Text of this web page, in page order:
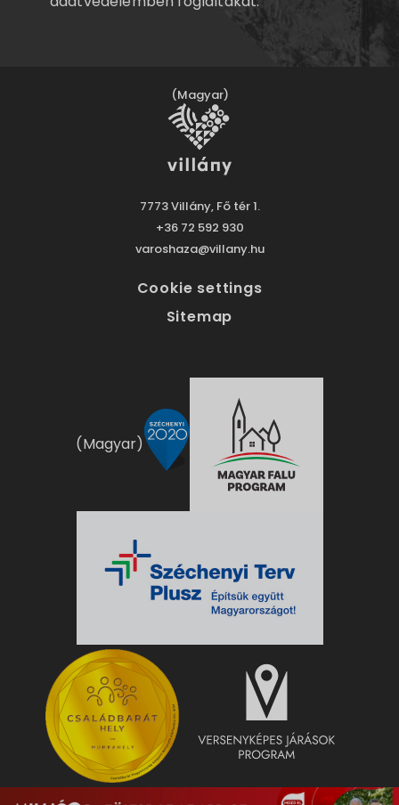
(Magyar)
7773 Villány, Fő tér 1.
+36 72 592 930
varoshaza@villany.hu
Cookie settings
Sitemap
(Magyar)